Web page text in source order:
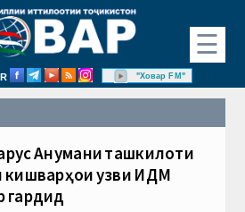
☰
"Ховар FM"
Анҷумани ташкилоти
кишварҳои узви ИДМ
гардид